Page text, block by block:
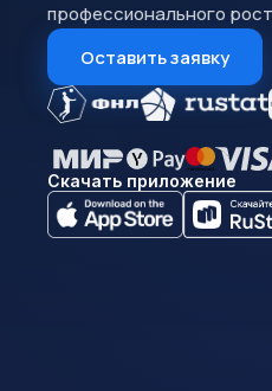
профессионального
Оставить заявку
Скачать приложение